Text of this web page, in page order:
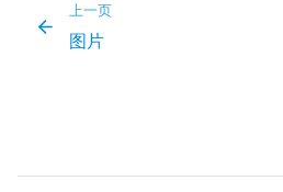
上一页
图片